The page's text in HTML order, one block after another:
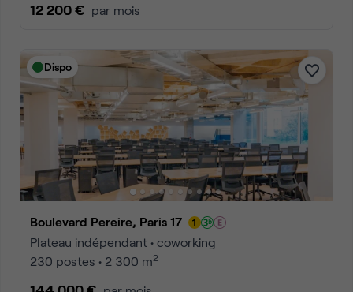
12 200 € par mois
Dispo
Boulevard Pereire, Paris 17
Plateau indépendant • coworking
230 postes • 2 300 m2